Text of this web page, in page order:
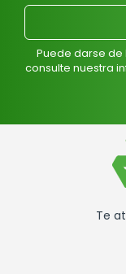
Puede darse de
consulte nuestra
Te